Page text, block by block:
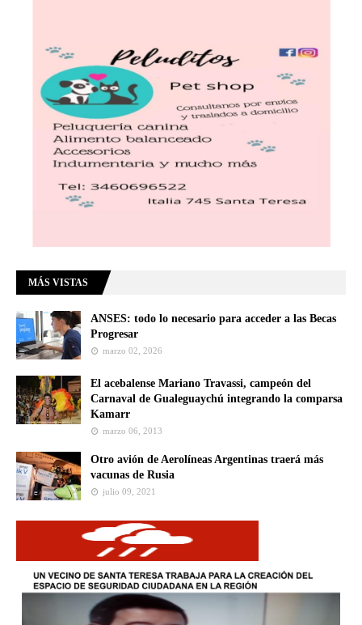
MÁS VISTAS
ANSES: todo lo necesario para acceder a las Becas
Progresar
marzo 02, 2026
El acebalense Mariano Travassi, campeón del
Carnaval de Gualeguaychú integrando la comparsa
Kamarr
marzo 06, 2013
Otro avión de Aerolíneas Argentinas traerá más
vacunas de Rusia
julio 09, 2021